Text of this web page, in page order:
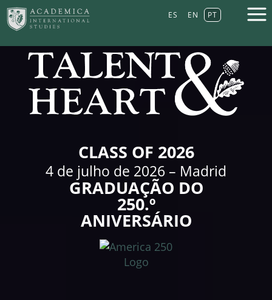
ES EN PT
CLASS OF 2026
4 de julho de 2026 – Madrid
GRADUAÇÃO DO
250.º
ANIVERSÁRIO